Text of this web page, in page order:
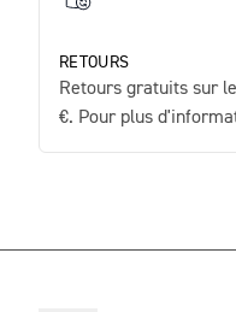
RETOURS
Retours gratuits sur
€. Pour plus